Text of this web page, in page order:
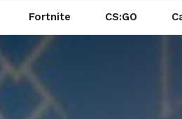
Fortnite CS:GO